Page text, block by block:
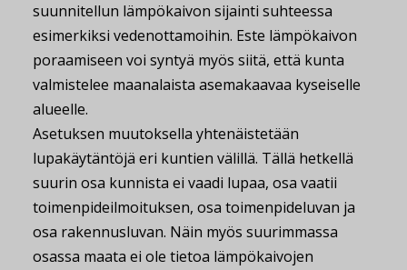
suunnitellun lämpökaivon sijainti suhteessa
esimerkiksi vedenottamoihin. Este lämpökaivon
poraamiseen voi syntyä myös siitä, että kunta
valmistelee maanalaista asemakaavaa kyseiselle
alueelle.
Asetuksen muutoksella yhtenäistetään
lupakäytäntöjä eri kuntien välillä. Tällä hetkellä
suurin osa kunnista ei vaadi lupaa, osa vaatii
toimenpideilmoituksen, osa toimenpideluvan ja
osa rakennusluvan. Näin myös suurimmassa
osassa maata ei ole tietoa lämpökaivojen